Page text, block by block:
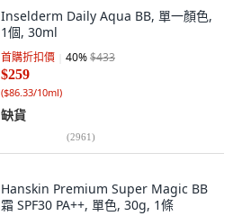
Inselderm Daily Aqua BB, 單一顏色,
1個, 30ml
首購折扣價 40%$433
$259
($86.33/10ml)
缺貨
(2961)
Hanskin Premium Super Magic BB
霜 SPF30 PA++, 單色, 30g, 1條